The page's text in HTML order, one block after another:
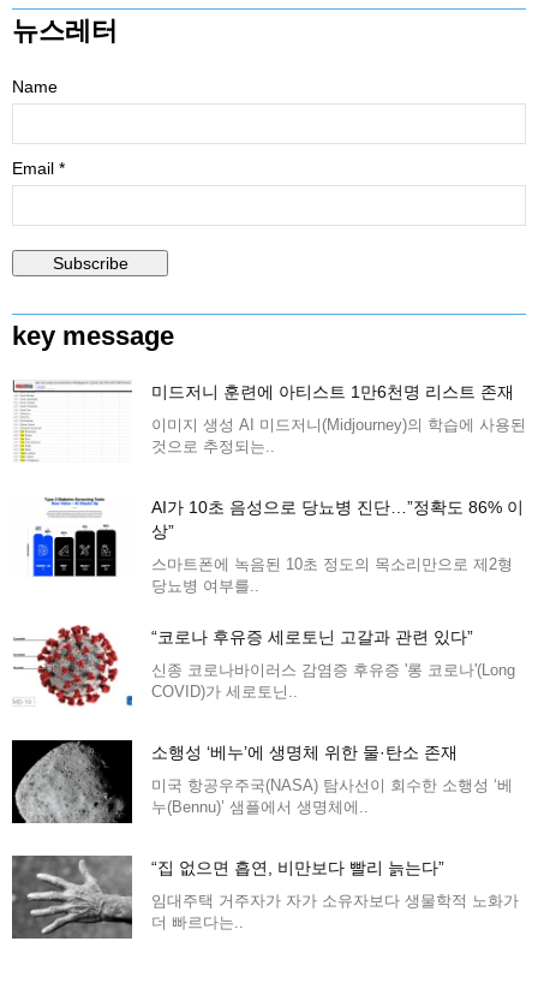
뉴스레터
Name
Email *
key message
미드저니 훈련에 아티스트 1만6천명 리스트 존재
이미지 생성 AI 미드저니(Midjourney)의 학습에 사용된
것으로 추정되는..
AI가 10초 음성으로 당뇨병 진단…”정확도 86% 이
상”
스마트폰에 녹음된 10초 정도의 목소리만으로 제2형
당뇨병 여부를..
“코로나 후유증 세로토닌 고갈과 관련 있다”
신종 코로나바이러스 감염증 후유증 '롱 코로나'(Long
COVID)가 세로토닌..
소행성 ‘베누’에 생명체 위한 물·탄소 존재
미국 항공우주국(NASA) 탐사선이 회수한 소행성 ‘베
누(Bennu)’ 샘플에서 생명체에..
“집 없으면 흡연, 비만보다 빨리 늙는다”
임대주택 거주자가 자가 소유자보다 생물학적 노화가
더 빠르다는..